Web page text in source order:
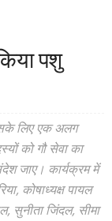
पशु
लिए एक अलग
को गौ सेवा का
जाए। कार्यक्रम में
कोषाध्यक्ष पायल
सुनीता जिंदल, सीमा